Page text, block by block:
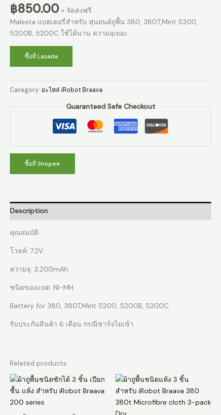
฿850.00 + จัดส่งฟรี
Malesta แบตเตอรี่สำหรับ หุ่นยนต์ถูพื้น 380, 380T,Mint 5200,
5200B, 5200C ใช้ได้นาน ความจุเยอะ
ซื้อที่ Lazada
Category: อะไหล่ iRobot Braava
Guaranteed Safe Checkout
ซื้อที่ Shopee
Description
คุณสมบัติ
โวลท์: 7.2V.
ความจุ: 3,200mAh.
ชนิดของแบต: NI-MH
Battery for 380, 380T,Mint 5200, 5200B, 5200C
รับประกันสินค้า 6 เดือน กรณีชาร์จไม่เข้า
Related products